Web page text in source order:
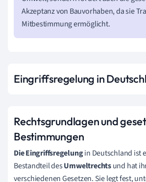
Akzeptanz von Bauvorhaben, da sie
Mitbestimmung ermöglicht.
Eingriffsregelung in
Rechtsgrundlagen und
Bestimmungen
Die Eingriffsregelungin Deutschland ist
Bestandteil desUmweltrechtsund hat
verschiedenen Gesetzen. Sie legt fest,